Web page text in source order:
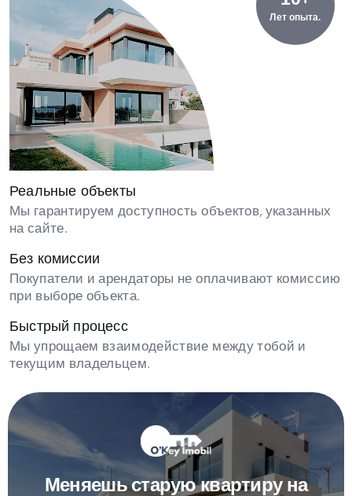
Лет опыта.
Реальные объекты
Мы гарантируем доступность объектов, указанных
на сайте.
Без комиссии
Покупатели и арендаторы не оплачивают комиссию
при выборе объекта.
Быстрый процесс
Мы упрощаем взаимодействие между тобой и
текущим владельцем.
Меняешь старую квартиру на